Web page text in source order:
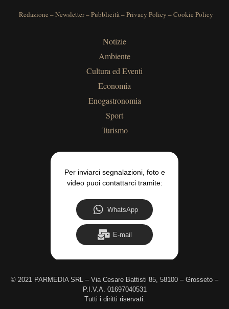
Redazione –Newsletter–Pubblicità–Privacy Policy –Cookie Policy
Notizie
Ambiente
Cultura ed Eventi
Economia
Enogastronomia
Sport
Turismo
Per inviarci segnalazioni, foto e
video puoi contattarci tramite:
WhatsApp
E-mail
© 2021 PARMEDIA SRL – Via Cesare Battisti 85, 58100 – Grosseto –
P.I.V.A. 01697040531
Tutti i diritti riservati.